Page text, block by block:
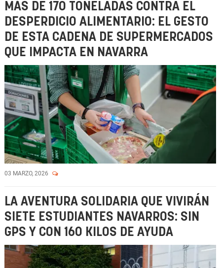
MÁS DE 170 TONELADAS CONTRA EL
DESPERDICIO ALIMENTARIO: EL GESTO
DE ESTA CADENA DE SUPERMERCADOS
QUE IMPACTA EN NAVARRA
03 MARZO, 2026
LA AVENTURA SOLIDARIA QUE VIVIRÁN
SIETE ESTUDIANTES NAVARROS: SIN
GPS Y CON 160 KILOS DE AYUDA